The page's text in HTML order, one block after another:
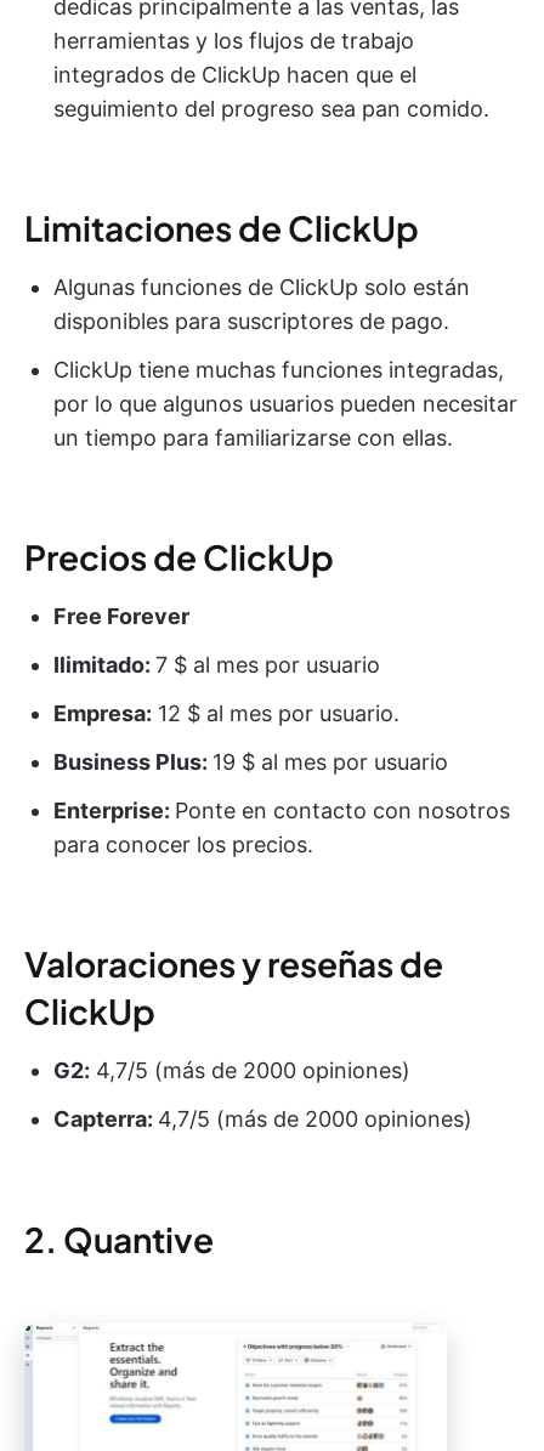
dedicas principalmente a las ventas, las
herramientas y los flujos de trabajo
integrados de ClickUp hacen que el
seguimiento del progreso sea pan comido.
Limitaciones de ClickUp
Algunas funciones de ClickUp solo están
disponibles para suscriptores de pago.
ClickUp tiene muchas funciones integradas,
por lo que algunos usuarios pueden necesitar
un tiempo para familiarizarse con ellas.
Precios de ClickUp
Free Forever
Ilimitado: 7 $ al mes por usuario
Empresa: 12 $ al mes por usuario.
Business Plus: 19 $ al mes por usuario
Enterprise: Ponte en contacto con nosotros
para conocer los precios.
Valoraciones y reseñas de
ClickUp
G2: 4,7/5 (más de 2000 opiniones)
Capterra: 4,7/5 (más de 2000 opiniones)
2. Quantive